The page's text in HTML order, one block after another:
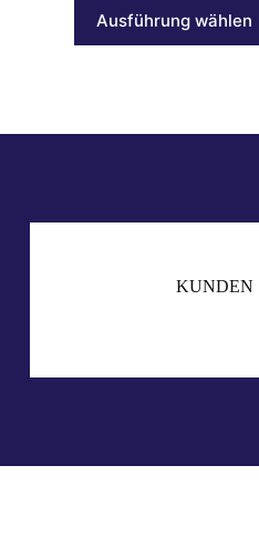
Ausführung wählen
KUNDEN